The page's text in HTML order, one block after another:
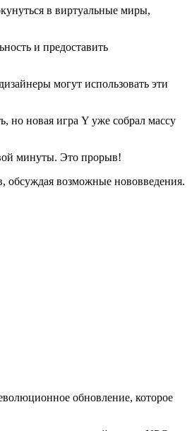
в виртуальные миры,
и предоставить
могут использовать эти
но новая игра Y уже собрал массу
минуты. Это прорыв!
обсуждая возможные нововведения.
обновление, которое